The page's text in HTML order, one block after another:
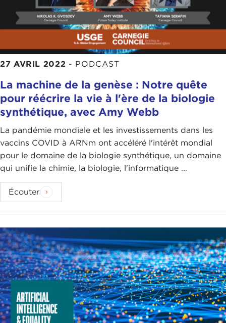
27 AVRIL 2022 - PODCAST
La machine de la genèse : Notre quête
pour réécrire la vie à l'ère de la biologie
synthétique, avec Amy Webb
La pandémie mondiale et les investissements dans les
vaccins COVID à ARNm ont accéléré l'intérêt mondial
pour le domaine de la biologie synthétique, un domaine
qui unifie la chimie, la biologie, l'informatique ...
Écouter